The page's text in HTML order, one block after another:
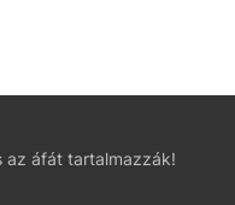
az áfát tartalmazzák!